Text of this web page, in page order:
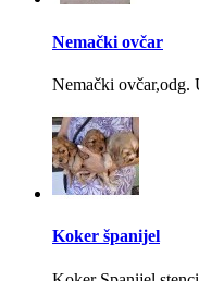
Nemački ovčar
Nemački ovčar,odg.
Koker španijel